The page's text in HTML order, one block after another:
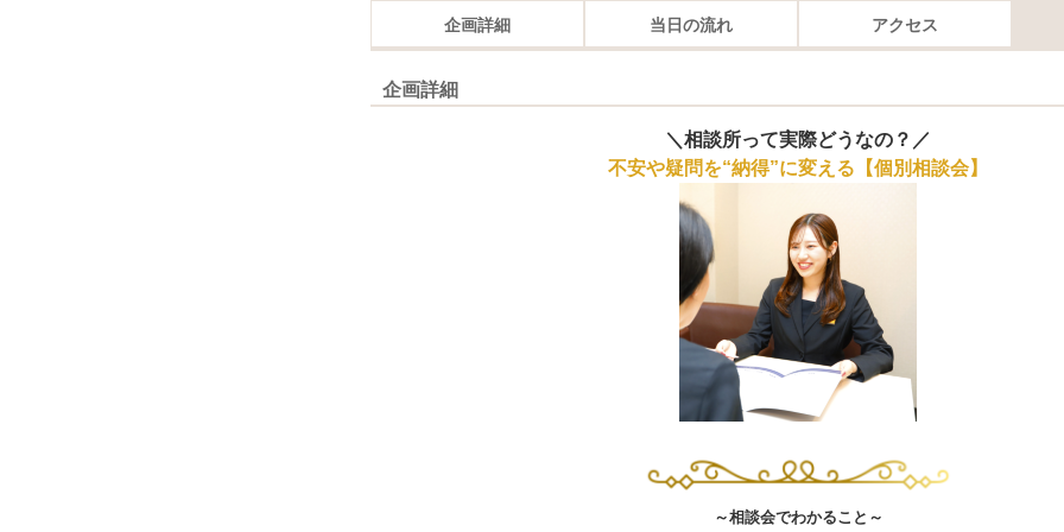
企画詳細 当日の流れ アクセス
企画詳細
＼相談所って実際どうなの？／
不安や疑問を“納得”に変える【個別相談会】
～相談会でわかること～